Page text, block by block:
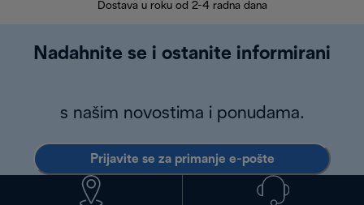
Dostava u roku od 2-4 radna dana
Nadahnite se i ostanite informirani
s našim novostima i ponudama.
Prijavite se za primanje e-pošte